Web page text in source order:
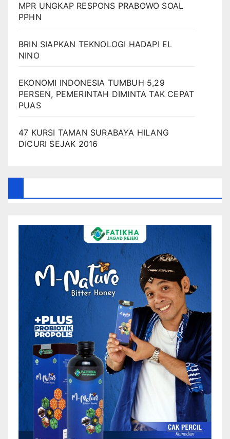
MPR UNGKAP RESPONS PRABOWO SOAL
PPHN
BRIN SIAPKAN TEKNOLOGI HADAPI EL
NINO
EKONOMI INDONESIA TUMBUH 5,29
PERSEN, PEMERINTAH DIMINTA TAK CEPAT
PUAS
47 KURSI TAMAN SURABAYA HILANG
DICURI SEJAK 2016